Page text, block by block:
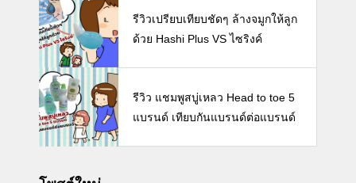
รีวิวเปรียบเทียบชัดๆ ล้างจมูกให้ลูก
ด้วย Hashi Plus VS ไซริงค์
รีวิว แชมพูสบู่เหลว Head to toe 5
แบรนด์ เทียบกันแบรนด์ต่อแบรนด์